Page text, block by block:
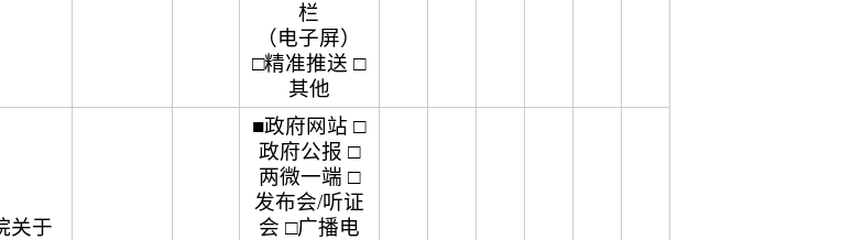
栏
（电子屏）
□精准推送 □
其他
关于
■政府网站 □
政府公报 □
两微一端 □
发布会/听证
会 □广播电